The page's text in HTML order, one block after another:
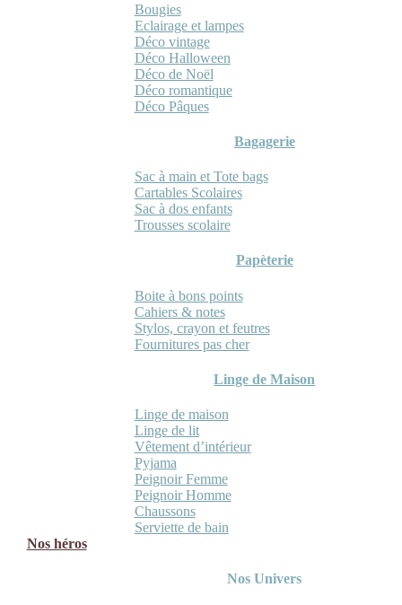
Bougies
Eclairage et lampes
Déco vintage
Déco Halloween
Déco de Noël
Déco romantique
Déco Pâques
Bagagerie
Sac à main et Tote bags
Cartables Scolaires
Sac à dos enfants
Trousses scolaire
Papèterie
Boite à bons points
Cahiers & notes
Stylos, crayon et feutres
Fournitures pas cher
Linge de Maison
Linge de maison
Linge de lit
Vêtement d’intérieur
Pyjama
Peignoir Femme
Peignoir Homme
Chaussons
Serviette de bain
Nos héros
Nos Univers